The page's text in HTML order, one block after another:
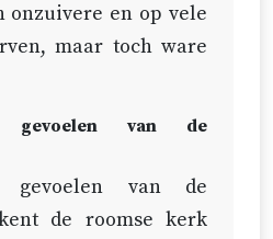
onzuivere en op vele
maar toch ware
gevoelen van de
gevoelen van de
de roomse kerk